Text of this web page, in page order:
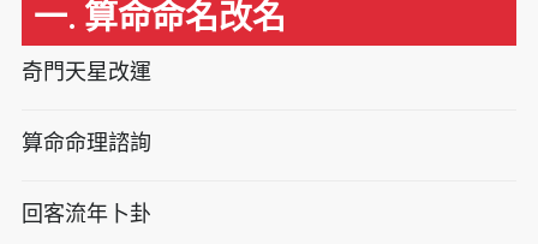
一. 算命命名改名
奇門天星改運
算命命理諮詢
回客流年卜卦